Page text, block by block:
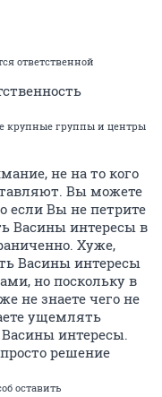
ответственной
крупные группы и центры
не на то кого
Вы можете
если Вы не петрите
Васины интересы в
Хуже,
Васины интересы
но поскольку в
не знаете чего не
ущемлять
интересы.
решение
оставить